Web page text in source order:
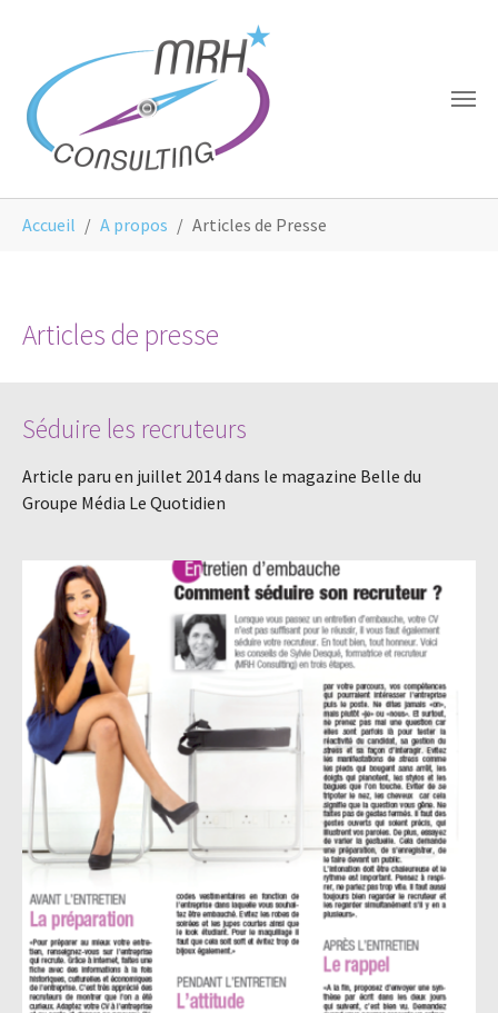
Accueil A propos Articles de Presse
Articles de presse
Séduire les recruteurs
Article paru en juillet 2014 dans le magazine Belle du
Groupe Média Le Quotidien